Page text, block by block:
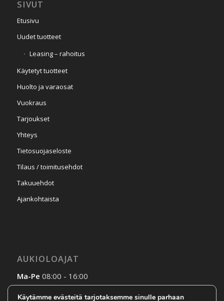
SIVUT
Etusivu
Uudet tuotteet
Leasing – rahoitus
Käytetyt tuotteet
Huolto ja varaosat
Vuokraus
Tarjoukset
Yhteys
Tietosuojaseloste
Tilaus / toimitusehdot
Takuuehdot
Ajankohtaista
AUKIOLOAJAT
Ma-Pe 08:00 - 16:00
La-SuSopimuksen mukaan
Käytämme evästeitä tarjotaksemme sinulle parhaan